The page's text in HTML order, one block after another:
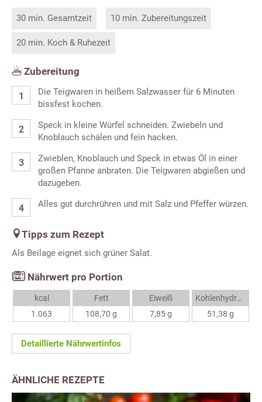
30 min. Gesamtzeit 10 min. Zubereitungszeit
20 min. Koch & Ruhezeit
Zubereitung
Die Teigwaren in heißem Salzwasser für 6 Minuten
bissfest kochen.
Speck in kleine Würfel schneiden. Zwiebeln und
Knoblauch schälen und fein hacken.
Zwieblen, Knoblauch und Speck in etwas Öl in einer
großen Pfanne anbraten. Die Teigwaren abgießen und
dazugeben.
Alles gut durchrühren und mit Salz und Pfeffer würzen.
Tipps zum Rezept
Als Beilage eignet sich grüner Salat.
Nährwert pro Portion
kcal
1.063
Fett
108,70 g
Eiweiß
7,85 g
Kohlenhydrate
51,38 g
Detaillierte Nährwertinfos
ÄHNLICHE REZEPTE